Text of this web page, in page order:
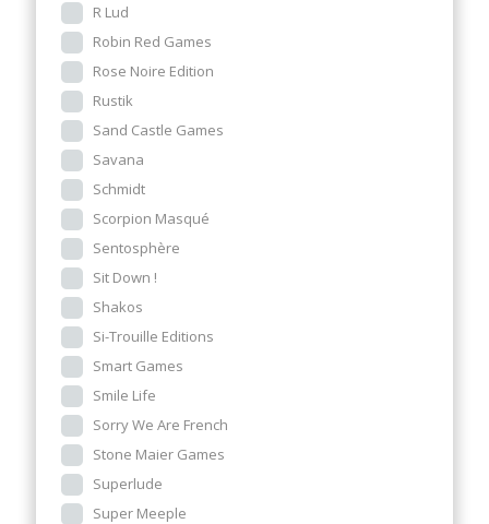
R Lud
Robin Red Games
Rose Noire Edition
Rustik
Sand Castle Games
Savana
Schmidt
Scorpion Masqué
Sentosphère
Sit Down !
Shakos
Si-Trouille Editions
Smart Games
Smile Life
Sorry We Are French
Stone Maier Games
Superlude
Super Meeple